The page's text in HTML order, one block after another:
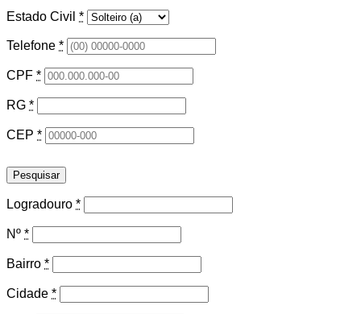
Estado Civil *
Telefone *
CPF *
RG *
CEP *
Pesquisar
Logradouro *
Nº *
Bairro *
Cidade *